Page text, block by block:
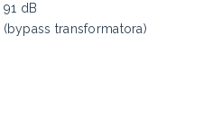
dB
transformatora)